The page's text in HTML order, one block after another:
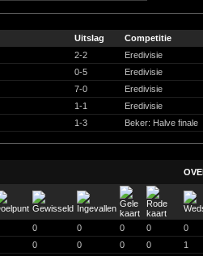
Uitslag
Competitie
2-2
Eredivisie
0-5
Eredivisie
7-0
Eredivisie
1-1
Eredivisie
1-3 Beker: Halve finale
0 0 0 0
0
0 0 0 0
1